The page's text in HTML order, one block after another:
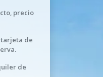
precio
de
de